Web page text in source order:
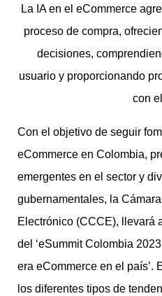
La IA en el eCommerce
proceso de compra,
decisiones,
usuario y proporcionando
con
Con el objetivo de seguir
eCommerce en Colombia,
emergentes en el sector y
gubernamentales, la
Electrónico (CCCE), llevará
del ‘eSummit Colombia
era eCommerce en el país’.
los diferentes tipos de